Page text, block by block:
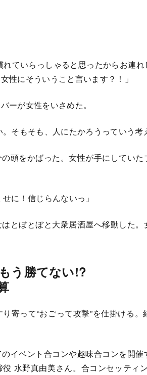
れていらっしゃると思ったからお連
性にそういうこと言います？！」
ーが女性をいさめた。
そもそも、人にたかろうっていう考
頭をかばった。女性が手にしてい
に！信じらんないっ」
とぼとぼと大衆居酒屋へ移動した
う勝てない!?
寄って“おごって攻撃”を仕掛ける。
イベント合コンや趣味合コンを開催
水野真由美さん。合コンセッティ